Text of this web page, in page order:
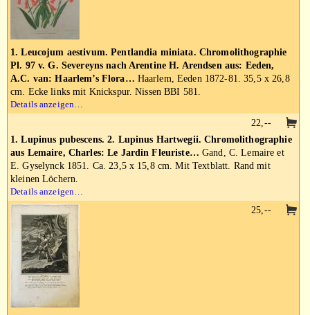
1. Leucojum aestivum. Pentlandia miniata. Chromolithographie
Pl. 97 v. G. Severeyns nach Arentine H. Arendsen aus: Eeden,
A.C. van: Haarlem’s Flora… Haarlem, Eeden 1872-81. 35,5 x 26,8
cm. Ecke links mit Knickspur. Nissen BBI 581.
Details anzeigen…
1. Lupinus pubescens. 2. Lupinus Hartwegii. Chromolithographie
aus Lemaire, Charles: Le Jardin Fleuriste… Gand, C. Lemaire et
E. Gyselynck 1851. Ca. 23,5 x 15,8 cm. Mit Textblatt. Rand mit
kleinen Löchern.
Details anzeigen…
22,--
25,--